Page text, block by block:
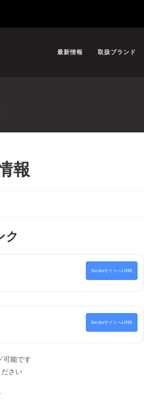
最新情報 取扱ブランド
報
ク
SeratoサイトへLINK
SeratoサイトへLINK
可能です
さい